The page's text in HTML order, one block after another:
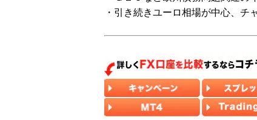
・引き続きユーロ相場が中心、チ